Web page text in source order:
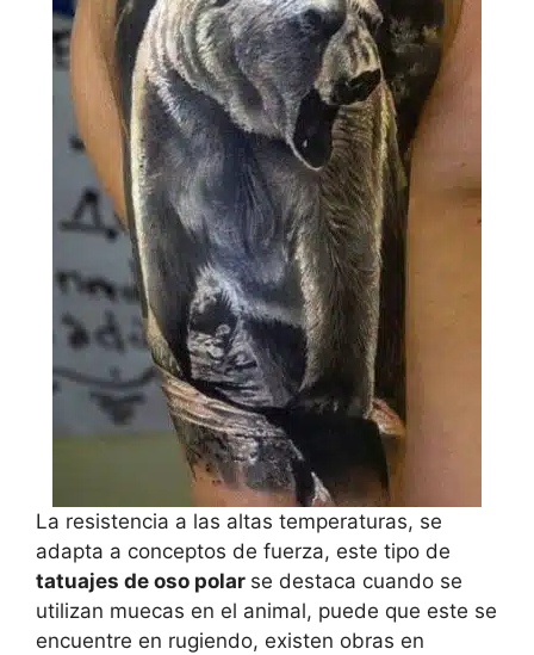
La resistencia a las altas temperaturas, se
adapta a conceptos de fuerza, este tipo de
tatuajes de oso polar se destaca cuando se
utilizan muecas en el animal, puede que este se
encuentre en rugiendo, existen obras en